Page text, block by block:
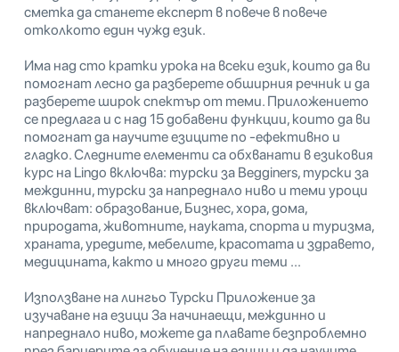
сметка да станете експерт в повече в повече
отколкото един чужд език.
Има над сто кратки урока на всеки език, които да ви
помогнат лесно да разберете обширния речник и да
разберете широк спектър от теми. Приложението
се предлага и с над 15 добавени функции, които да ви
помогнат да научите езиците по -ефективно и
гладко. Следните елементи са обхванати в езиковия
курс на Lingo включва: турски за Begginers, турски за
междинни, турски за напреднало ниво и теми уроци
включват: образование, Бизнес, хора, дома,
природата, животните, науката, спорта и туризма,
храната, уредите, мебелите, красотата и здравето,
медицината, както и много други теми ...
Използване на лингьо Турски Приложение за
изучаване на езици За начинаещи, междинно и
напреднало ниво, можете да плавате безпроблемно